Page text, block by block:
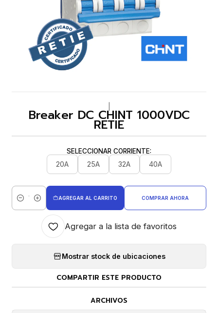
Breaker DC CHINT 1000VDC
RETIE
SELECCIONAR CORRIENTE:
20A 25A 32A 40A
Cantidad
AGREGAR AL CARRITO COMPRAR AHORA
Agregar a la lista de favoritos
Mostrar stock de ubicaciones
COMPARTIR ESTE PRODUCTO
ARCHIVOS